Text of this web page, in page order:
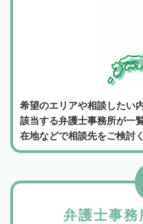
希望のエリアや相談したい
該当する弁護士事務所が一
在地などで相談先をご検討
弁護士事務